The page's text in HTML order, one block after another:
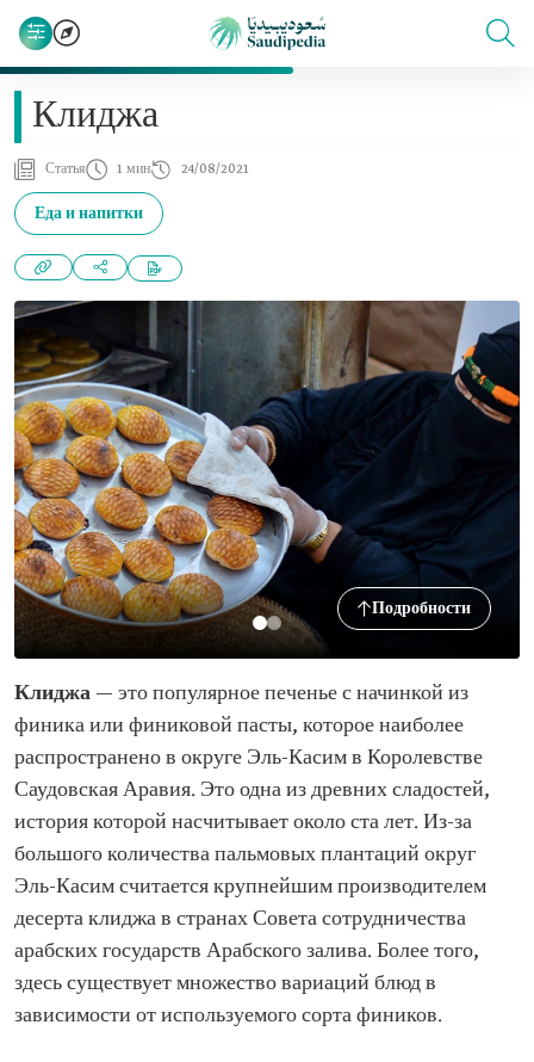
Клиджа
Статья 1 мин 24/08/2021
Еда и напитки
Подробности
Клиджа — это популярное печенье с начинкой из
финика или финиковой пасты, которое наиболее
распространено в округе Эль-Касим в Королевстве
Саудовская Аравия. Это одна из древних сладостей,
история которой насчитывает около ста лет. Из-за
большого количества пальмовых плантаций округ
Эль-Касим считается крупнейшим производителем
десерта клиджа в странах Совета сотрудничества
арабских государств Арабского залива. Более того,
здесь существует множество вариаций блюд в
зависимости от используемого сорта фиников.